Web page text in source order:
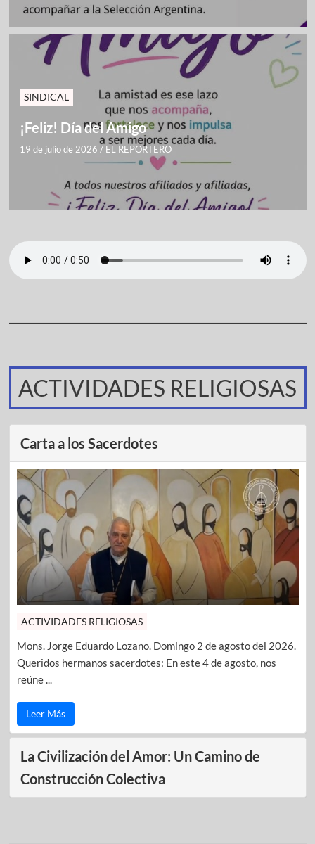
SINDICAL
¡Feliz! Día del Amigo
19 de julio de 2026 / EL REPORTERO
ACTIVIDADES RELIGIOSAS
Carta a los Sacerdotes
ACTIVIDADES RELIGIOSAS
Mons. Jorge Eduardo Lozano. Domingo 2 de agosto del 2026.
Queridos hermanos sacerdotes: En este 4 de agosto, nos
reúne ...
Leer Más
La Civilización del Amor: Un Camino de
Construcción Colectiva